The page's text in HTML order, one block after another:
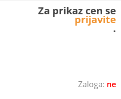
ne
Za prikaz cen se
prijavite
.